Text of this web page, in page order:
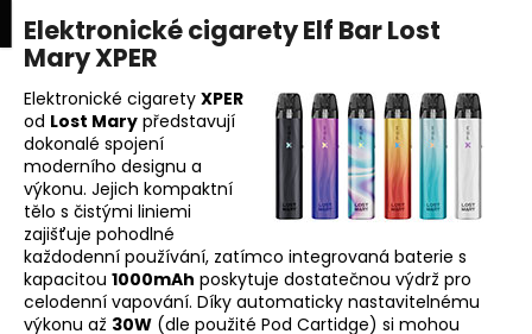
Přejít
na
obsah
Elektronické cigarety Elf Bar Lost
Mary XPER
Elektronické cigarety XPER
od Lost Mary představují
dokonalé spojení
moderního designu a
výkonu. Jejich kompaktní
tělo s čistými liniemi
zajišťuje pohodlné
každodenní používání, zatímco integrovaná baterie s
kapacitou 1000mAh poskytuje dostatečnou výdrž pro
celodenní vapování. Díky automaticky nastavitelnému
výkonu až 30W (dle použité Pod Cartidge) si mohou
o Zpět
Zpět
C
o
p
o
t
ř
e